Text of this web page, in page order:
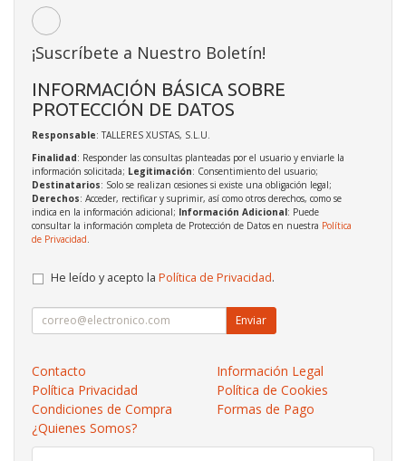
¡Suscríbete a Nuestro Boletín!
INFORMACIÓN BÁSICA SOBRE
PROTECCIÓN DE DATOS
Responsable: TALLERES XUSTAS, S.L.U.
Finalidad: Responder las consultas planteadas por el usuario y enviarle la
información solicitada; Legitimación: Consentimiento del usuario;
Destinatarios: Solo se realizan cesiones si existe una obligación legal;
Derechos: Acceder, rectificar y suprimir, así como otros derechos, como se
indica en la información adicional; Información Adicional: Puede
consultar la información completa de Protección de Datos en nuestra Política
de Privacidad
He leído y acepto la Política de Privacidad.
Enviar
Contacto
Información Legal
Política Privacidad
Política de Cookies
Condiciones de Compra
Formas de Pago
¿Quienes Somos?